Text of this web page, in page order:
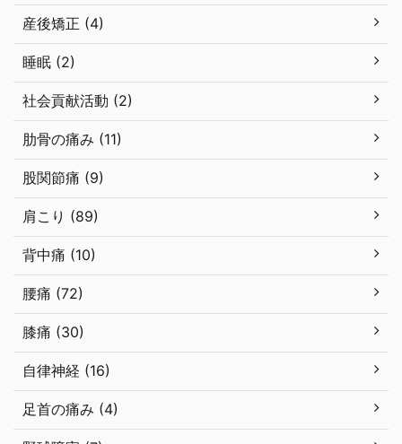
産後矯正 (4)
睡眠 (2)
社会貢献活動 (2)
肋骨の痛み (11)
股関節痛 (9)
肩こり (89)
背中痛 (10)
腰痛 (72)
膝痛 (30)
自律神経 (16)
足首の痛み (4)